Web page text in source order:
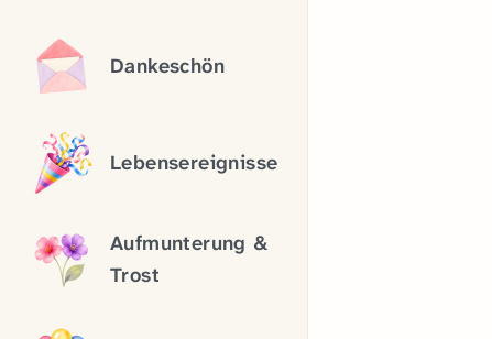
Dankeschön
Lebensereignisse
Aufmunterung &
Trost